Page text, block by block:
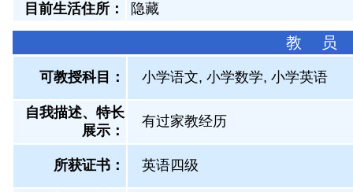
目前生活住所：
隐藏
教 员
可教授科目： 小学语文, 小学数学, 小学英语
自我描述、特长
展示 ：
有过家教经历
所获证书 ： 英语四级